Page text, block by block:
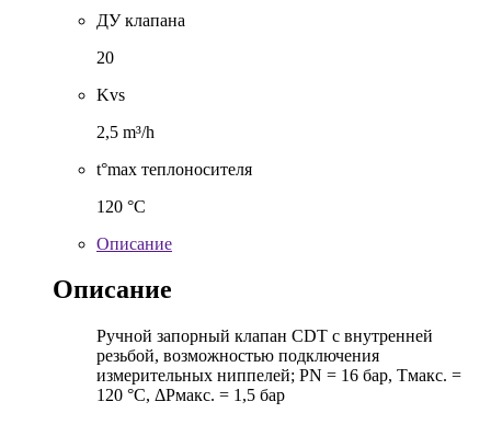
ДУ клапана
20
Kvs
2,5 m³/h
t°max теплоносителя
120 °C
Описание
Описание
Ручной запорный клапан CDT с внутренней
резьбой, возможностью подключения
измерительных ниппелей; PN = 16 бар, Тмакс. =
120 °С, ΔРмакс. = 1,5 бар